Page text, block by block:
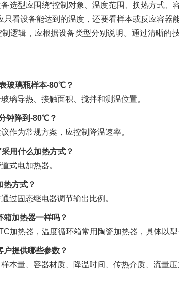
选型应围绕“控制对象、温度范围、换热方式、
只看设备能达到的温度，还要看样本或反应容器
逻辑，应根据设备类型分别说明。通过清晰的
玻璃瓶样本-80℃？
璃导热、接触面积、搅拌和测温位置。
钟降到-80℃？
作为常规方案，应控制降温速率。
用什么加热方式？
式电加热器。
热方式？
过固态继电器调节输出比例。
加热器一样吗？
加热器，温度循环箱常用陶瓷加热器，具体以型
提供哪些参数？
本量、容器材质、降温时间、传热介质、流量压